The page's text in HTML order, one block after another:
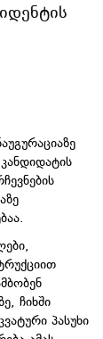
ჩიხში
პასუხი